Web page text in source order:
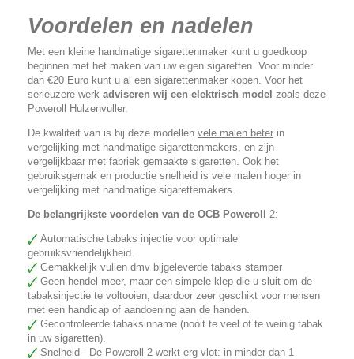
Voordelen en nadelen
Met een kleine handmatige sigarettenmaker kunt u goedkoop
beginnen met het maken van uw eigen sigaretten. Voor minder
dan €20 Euro kunt u al een sigarettenmaker kopen. Voor het
serieuzere werk adviseren wij een elektrisch model zoals deze
Poweroll Hulzenvuller.
De kwaliteit van is bij deze modellen vele malen beter in
vergelijking met handmatige sigarettenmakers, en zijn
vergelijkbaar met fabriek gemaakte sigaretten. Ook het
gebruiksgemak en productie snelheid is vele malen hoger in
vergelijking met handmatige sigarettemakers.
De belangrijkste voordelen van de OCB Poweroll 2:
Automatische tabaks injectie voor optimale
gebruiksvriendelijkheid.
Gemakkelijk vullen dmv bijgeleverde tabaks stamper
Geen hendel meer, maar een simpele klep die u sluit om de
tabaksinjectie te voltooien, daardoor zeer geschikt voor mensen
met een handicap of aandoening aan de handen.
Gecontroleerde tabaksinname (nooit te veel of te weinig tabak
in uw sigaretten).
Snelheid - De Poweroll 2 werkt erg vlot: in minder dan 1